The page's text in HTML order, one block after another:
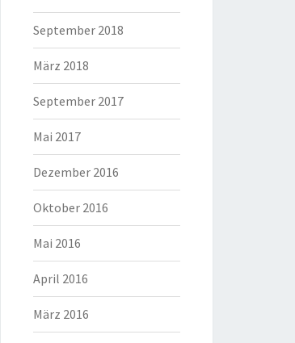
September 2018
März 2018
September 2017
Mai 2017
Dezember 2016
Oktober 2016
Mai 2016
April 2016
März 2016